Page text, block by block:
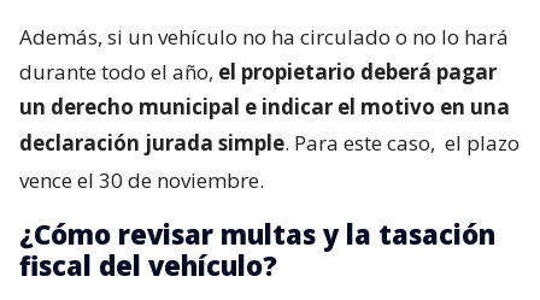
Además, si un vehículo no ha circulado o no lo hará
durante todo el año, el propietario deberá pagar
un derecho municipal e indicar el motivo en una
declaración jurada simple. Para este caso, el plazo
vence el 30 de noviembre.
¿Cómo revisar multas y la tasación
fiscal del vehículo?